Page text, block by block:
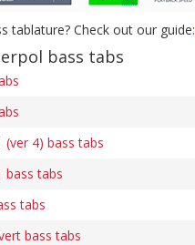
tablature? Check out our guide:
bass tabs
(ver 4) bass tabs
bass tabs
tabs
bass tabs